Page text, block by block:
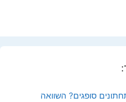
סופגים? השוואה